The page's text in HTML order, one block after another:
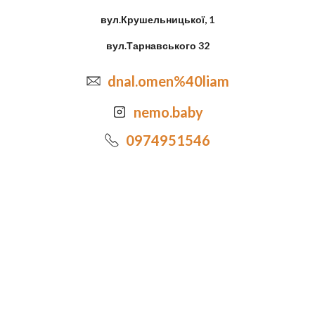
вул.Крушельницької, 1
вул.Тарнавського 32
dnal.omen%40liam
nemo.baby
0974951546